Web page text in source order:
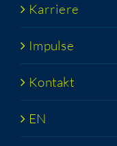
Kar­rie­re
Impul­se
Kon­takt
EN